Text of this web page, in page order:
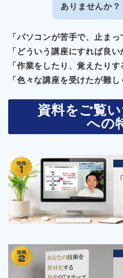
ありませんか？
「パソコンが苦手で、止まっ
「どういう講座にすれば良い
「作業をしたり、覚えたりす
「色々な講座を受けたが難し
資料をご覧
への